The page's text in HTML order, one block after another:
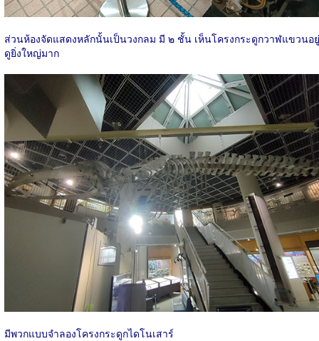
ส่วนห้องจัดแสดงหลักนั้นเป็นวงกลม มี ๒ ชั้น เห็นโครงกระดูกวาฬแขวนอยู่
ดูยิ่งใหญ่มาก
มีพวกแบบจำลองโครงกระดูกไดโนเสาร์